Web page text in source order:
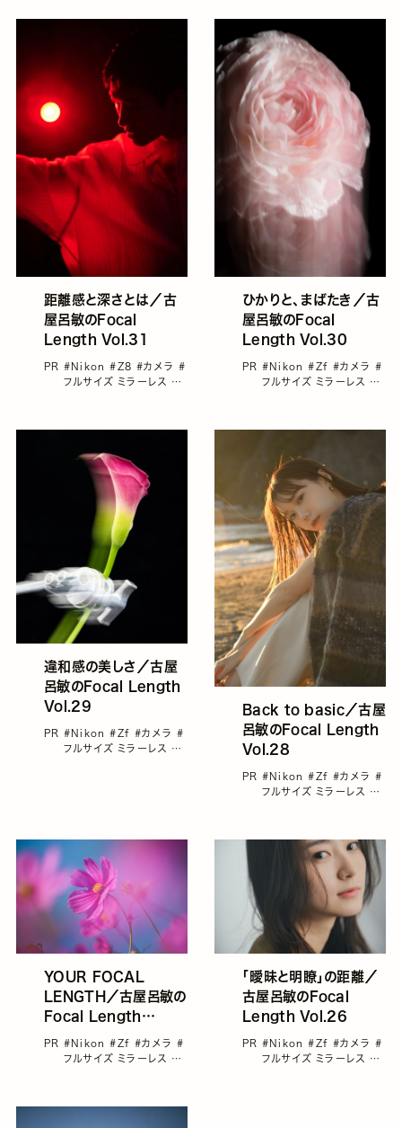
距離感と深さとは／古
屋呂敏のFocal
Length Vol.31
PR #Nikon#Z8#カメラ#
フルサイズ ミラーレス #
ひかりと、まばたき／古
屋呂敏のFocal
Length Vol.30
PR #Nikon#Zf#カメラ#
フルサイズ ミラーレス #
違和感の美しさ／古屋
呂敏のFocal Length
Vol.29
PR #Nikon#Zf#カメラ#
フルサイズ ミラーレス #
Back to basic／古屋
呂敏のFocal Length
Vol.28
PR #Nikon#Zf#カメラ#
フルサイズ ミラーレス #
YOUR FOCAL
LENGTH／古屋呂敏の
Focal Length
Vol.27
PR #Nikon#Zf#カメラ#
フルサイズ ミラーレス #
「曖昧と明瞭」の距離／
古屋呂敏のFocal
Length Vol.26
PR #Nikon#Zf#カメラ#
フルサイズ ミラーレス #